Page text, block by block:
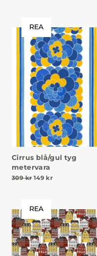
REA
Cirrus blå/gul tyg
metervara
309kr Det ursprungliga
149 krDet
REA